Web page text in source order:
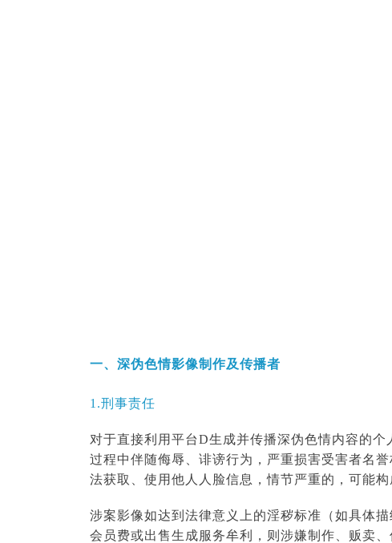
一、深伪色情影像制作及传播者
1.刑事责任
对于直接利用平台D生成并传播深伪色情内容的
过程中伴随侮辱、诽谤行为，严重损害受害者名
法获取、使用他人人脸信息，情节严重的，可能构
涉案影像如达到法律意义上的淫秽标准（如具体
会员费或出售生成服务牟利，则涉嫌制作、贩卖、